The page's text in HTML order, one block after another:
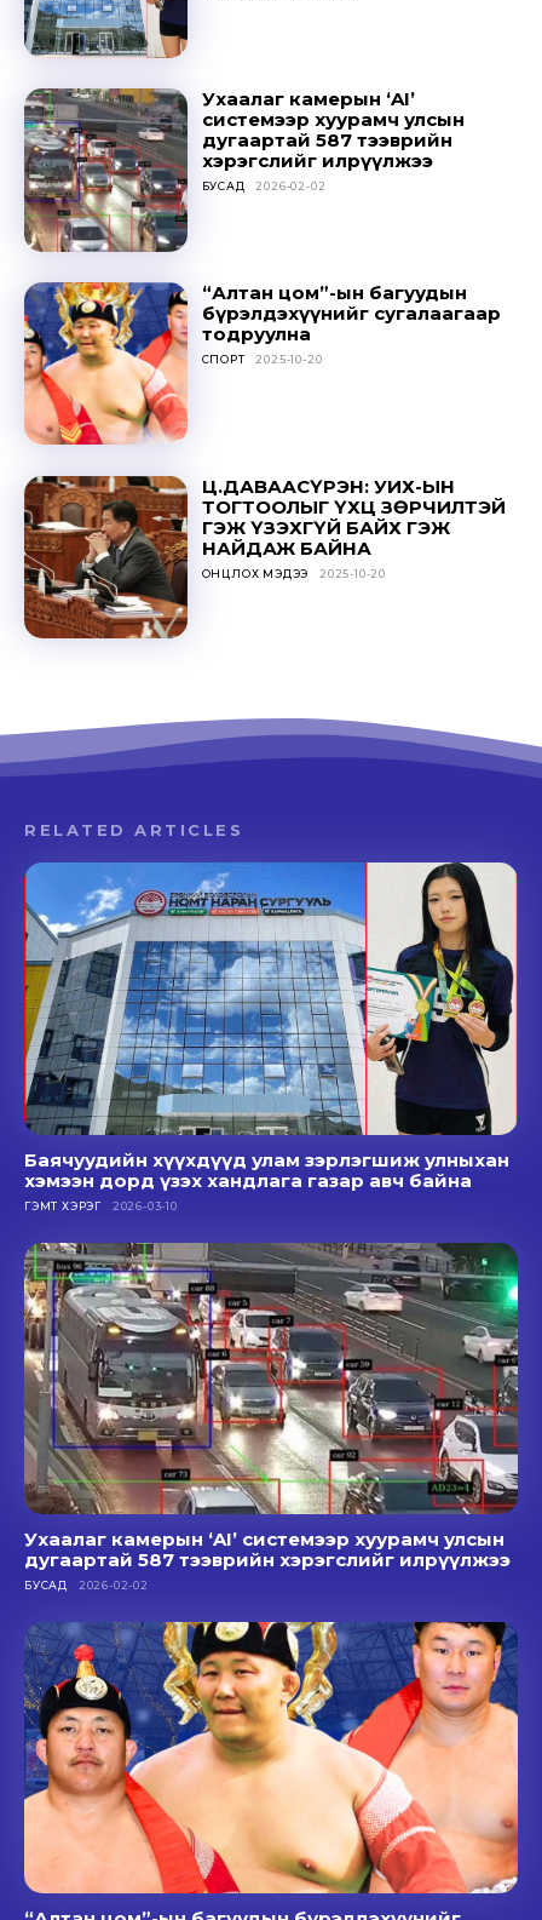
Ухаалаг камерын ‘AI’
системээр хуурамч улсын
дугаартай 587 тээврийн
хэрэгслийг илрүүлжээ
БУСАД 2026-02-02
“Алтан цом”-ын багуудын
бүрэлдэхүүнийг сугалаагаар
тодруулна
СПОРТ 2025-10-20
Ц.ДАВААСҮРЭН: УИХ-ЫН
ТОГТООЛЫГ ҮХЦ ЗӨРЧИЛТЭЙ
ГЭЖ ҮЗЭХГҮЙ БАЙХ ГЭЖ
НАЙДАЖ БАЙНА
ОНЦЛОХ МЭДЭЭ 2025-10-20
RELATED ARTICLES
Баячуудийн хүүхдүүд улам зэрлэгшиж улныхан
хэмээн дорд үзэх хандлага газар авч байна
ГЭМТ ХЭРЭГ 2026-03-10
Ухаалаг камерын ‘AI’ системээр хуурамч улсын
дугаартай 587 тээврийн хэрэгслийг илрүүлжээ
БУСАД 2026-02-02